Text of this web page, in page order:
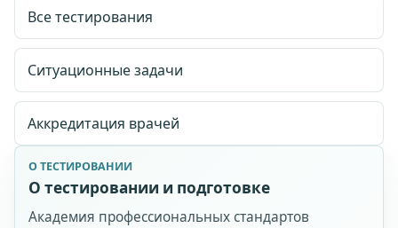
Согласен на обработку персональных данных и
ознакомлен ссогласиемиполитикой обработки
Купить доступ
Все тестирования
Ситуационные задачи
Аккредитация врачей
О ТЕСТИРОВАНИИ
О тестировании и подготовке
Академия профессиональных стандартов